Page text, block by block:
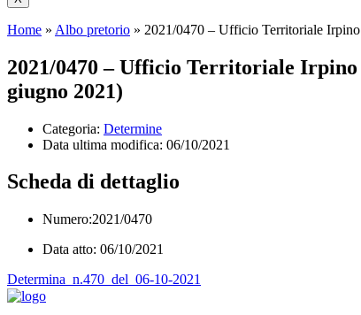
Home » Albo pretorio » 2021/0470 – Ufficio Territoriale
2021/0470 – Ufficio Territoriale
giugno 2021)
Categoria: Determine
Data ultima modifica: 06/10/2021
Scheda di dettaglio
Numero:2021/0470
Data atto: 06/10/2021
Determina_n.470_del_06-10-2021